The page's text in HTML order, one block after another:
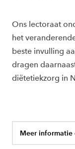
Ons lectoraat
het
beste invulling
dragen
diëtetiekzorg in
Meer